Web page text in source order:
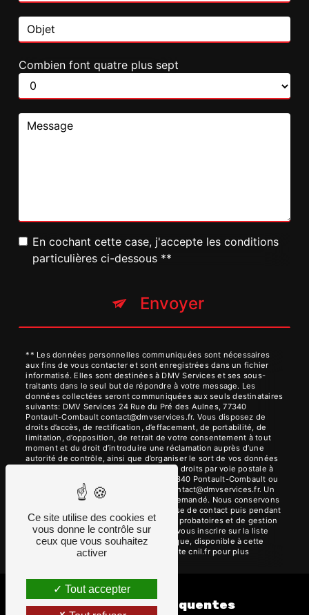
Combien font quatre plus sept
En cochant cette case, j'accepte les conditions
particulières ci-dessous **
Envoyer
** Les données personnelles communiquées sont nécessaires
aux fins de vous contacter et sont enregistrées dans un fichier
informatisé. Elles sont destinées à DMV Services et ses sous-
traitants dans le seul but de répondre à votre message. Les
données collectées seront communiquées aux seuls destinataires
suivants: DMV Services 24 Rue du Pré des Aulnes, 77340
Pontault-Combault contact@dmvservices.fr. Vous disposez de
droits d’accès, de rectification, d’effacement, de portabilité, de
limitation, d’opposition, de retrait de votre consentement à tout
moment et du droit d’introduire une réclamation auprès d’une
autorité de contrôle, ainsi que d’organiser le sort de vos données
post-mortem. Vous pouvez exercer ces droits par voie postale à
l'adresse 24 Rue du Pré des Aulnes, 77340 Pontault-Combault ou
par courrier électronique à l'adresse contact@dmvservices.fr. Un
justificatif d'identité pourra vous être demandé. Nous conservons
vos données pendant la période de prise de contact puis pendant
la durée de prescription légale aux fins probatoires et de gestion
des contentieux. Vous avez le droit de vous inscrire sur la liste
d'opposition au démarchage téléphonique, disponible à cette
Bloctel.gouv.fr
. Consultez le site cnil.fr pour plus
Recherches fréquentes
Ce site utilise des cookies et
vous donne le contrôle sur
ceux que vous souhaitez
activer
Tout accepter